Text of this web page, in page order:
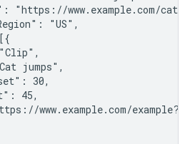
"https://www.example.com/
"US",
jumps",
30,
45,
www.example.com/